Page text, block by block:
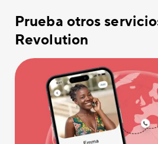
Prueba otros
Revolution